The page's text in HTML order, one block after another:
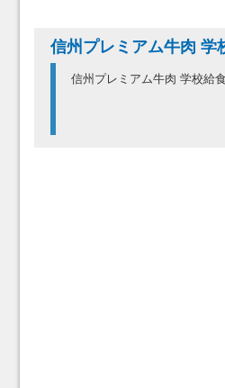
信州プレミアム牛肉 学
信州プレミアム牛肉 学校給